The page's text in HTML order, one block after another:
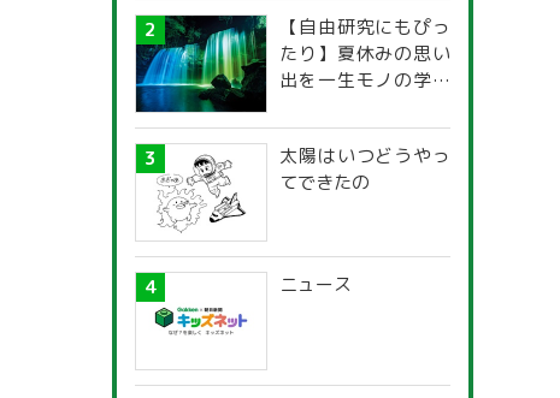
【自由研究にもぴっ
たり】夏休みの思い
出を一生モノの学び
探究ガイド
太陽はいつどうやっ
てできたの
ニュース